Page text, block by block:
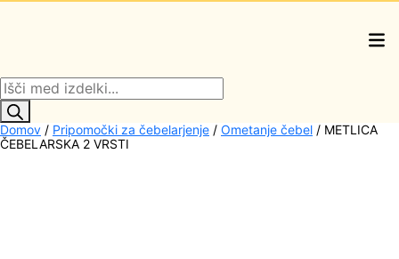
Products
search
Domov / Pripomočki za čebelarjenje / Ometanje čebel / METLICA
ČEBELARSKA 2 VRSTI